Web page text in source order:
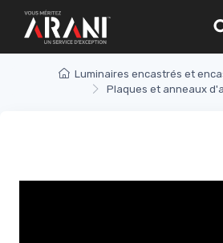
Luminaires encastrés et
Plaques et anneaux